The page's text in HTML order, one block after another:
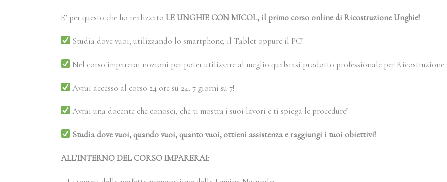
E’ per questo che ho realizzato LE UNGHIE CON MICOL, il primo corso online di Ricostruzione Unghie!
Studia dove vuoi, utilizzando lo smartphone, il Tablet oppure il PC!
Nel corso imparerai nozioni per poter utilizzare al meglio qualsiasi prodotto professionale per Ricostruzione
Avrai accesso al corso 24 ore su 24, 7 giorni su 7!
Avrai una docente che conosci, che ti mostra i suoi lavori e ti spiega le procedure!
Studia dove vuoi, quando vuoi, quanto vuoi, ottieni assistenza e raggiungi i tuoi obiettivi!
ALL’INTERNO DEL CORSO IMPARERAI: